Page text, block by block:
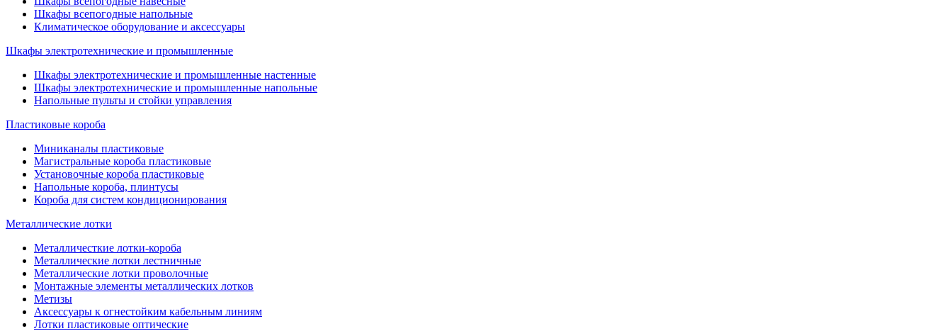
Шкафы всепогодные напольные
Климатическое оборудование и аксессуары
Шкафы электротехнические и промышленные
Шкафы электротехнические и промышленные настенные
Шкафы электротехнические и промышленные напольные
Напольные пульты и стойки управления
Пластиковые короба
Миниканалы пластиковые
Магистральные короба пластиковые
Установочные короба пластиковые
Напольные короба, плинтусы
Короба для систем кондиционирования
Металлические лотки
Металличесткие лотки-короба
Металлические лотки лестничные
Металлические лотки проволочные
Монтажные элементы металлических лотков
Метизы
Аксессуары к огнестойким кабельным линиям
Лотки пластиковые оптические